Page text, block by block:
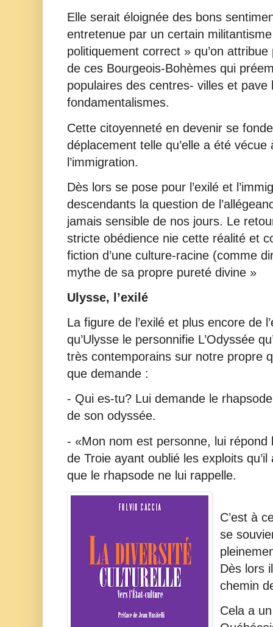
Elle serait éloignée des bons
entretenue par un certain
politiquement correct » qu’on
de ces Bourgeois-Bohèmes qui
populaires des centres- villes et pave
fondamentalismes.
Cette citoyenneté en devenir se
déplacement telle qu’elle a été vécue
l’immigration.
Dès lors se pose pour l’exilé et
descendants la question de
jamais sensible de nos jours. Le
stricte obédience nie cette réalité et
fiction d’une culture-racine (comme
mythe de sa propre pureté divine »
Ulysse, l’exilé
La figure de l’exilé et plus encore de
qu’Ulysse le personnifie L’Odyssée
très contemporains sur notre propre
que demande :
- Qui es-tu? Lui demande le
de son odyssée.
- «Mon nom est personne, lui répond
de Troie ayant oublié les exploits
que le rhapsode ne lui rappelle.
C’est à
se
Dès lors
chemin
Cela a